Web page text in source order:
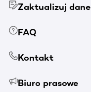
Zaktualizuj dane
FAQ
Kontakt
Biuro prasowe